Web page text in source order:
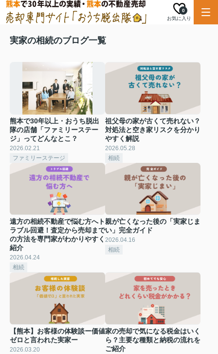
お気に入り
0
実家の相続のブログ一覧
熊本で30年以上・おうち脱出
隊の店舗「ファミリーステー
ジ」ってどんなとこ？
2026.02.21
ファミリーステージ
祖父母の家が古くて売れない？
対処法と空き家リスクを分かり
やすく解説
2026.05.28
相続
遠方の相続不動産で悩む方へト
ラブル回避！査定から売却まで
の方法を専門家がわかりやすく
紹介
2026.04.24
相続
親が亡くなった後の「実家じま
い」完全ガイド
2026.04.16
相続
【熊本】お客様の体験談ー価値
ゼロと言われた実家ー
2026.03.20
家の売却で気になる税金はいく
ら？主要な種類と納税の流れを
ご紹介